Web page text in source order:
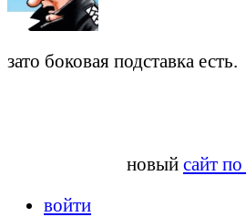
зато боковая подставка есть.
новый сайт
войти